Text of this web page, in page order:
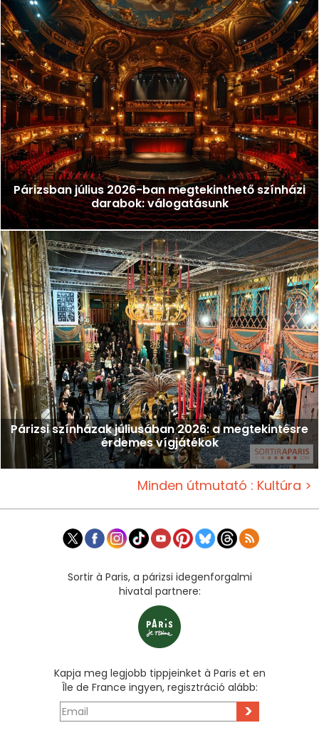
Párizsban július 2026-ban megtekinthető színházi
darabok: válogatásunk
Párizsi színházak júliusában 2026: a megtekintésre
érdemes vígjátékok
Minden útmutató : Kultúra >
Sortir à Paris, a párizsi idegenforgalmi
hivatal partnere:
Kapja meg legjobb tippjeinket à Paris et en
Île de France ingyen, regisztráció alább:
>